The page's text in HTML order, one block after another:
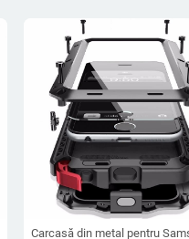
Carcasă din metal pentru